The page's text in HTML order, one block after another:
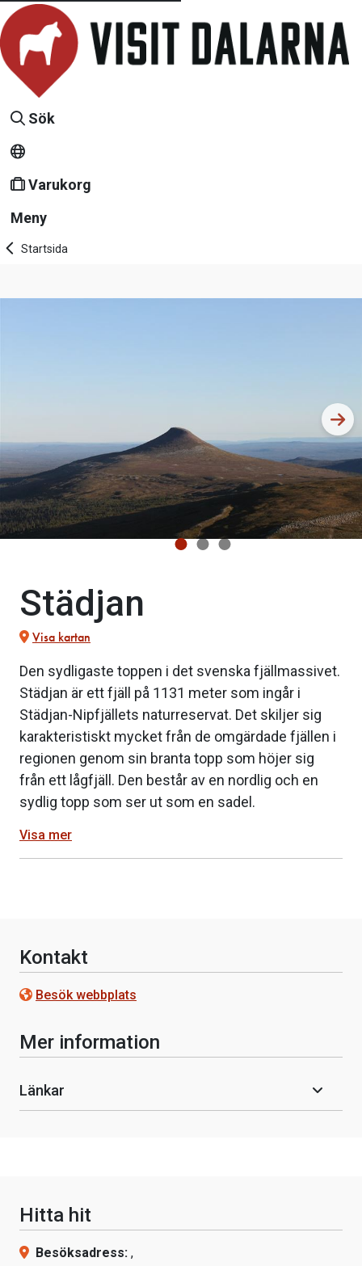
Sök
Varukorg
Meny
Startsida
Städjan
Visa kartan
Den sydligaste toppen i det svenska fjällmassivet.
Städjan är ett fjäll på 1131 meter som ingår i
Städjan-Nipfjällets naturreservat. Det skiljer sig
karakteristiskt mycket från de omgärdade fjällen i
regionen genom sin branta topp som höjer sig
från ett lågfjäll. Den består av en nordlig och en
sydlig topp som ser ut som en sadel.
Visa mer
Kontakt
Besök webbplats
Mer information
Länkar
Hitta hit
Besöksadress: ,